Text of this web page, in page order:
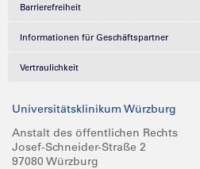
Barrierefreiheit
Informationen für Geschäftspartner
Vertraulichkeit
Universitätsklinikum Würzburg
Anstalt des öffentlichen Rechts
Josef-Schneider-Straße 2
97080 Würzburg